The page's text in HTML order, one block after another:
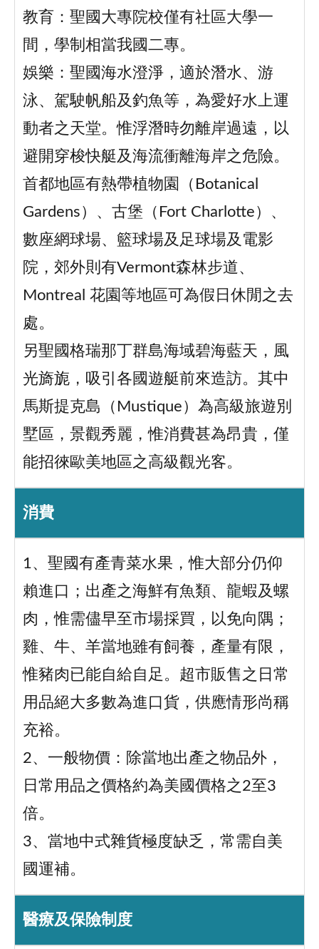
教育：聖國大專院校僅有社區大學一
間，學制相當我國二專。
娛樂：聖國海水澄淨，適於潛水、游
泳、駕駛帆船及釣魚等，為愛好水上運
動者之天堂。惟浮潛時勿離岸過遠，以
避開穿梭快艇及海流衝離海岸之危險。
首都地區有熱帶植物園（Botanical
Gardens）、古堡（Fort Charlotte）、
數座網球場、籃球場及足球場及電影
院，郊外則有Vermont森林步道、
Montreal 花園等地區可為假日休閒之去
處。
另聖國格瑞那丁群島海域碧海藍天，風
光旖旎，吸引各國遊艇前來造訪。其中
馬斯提克島（Mustique）為高級旅遊別
墅區，景觀秀麗，惟消費甚為昂貴，僅
能招徠歐美地區之高級觀光客。
消費
1、聖國有產青菜水果，惟大部分仍仰
賴進口；出產之海鮮有魚類、龍蝦及螺
肉，惟需儘早至市場採買，以免向隅；
雞、牛、羊當地雖有飼養，產量有限，
惟豬肉已能自給自足。超市販售之日常
用品絕大多數為進口貨，供應情形尚稱
充裕。
2、一般物價：除當地出產之物品外，
日常用品之價格約為美國價格之2至3
倍。
3、當地中式雜貨極度缺乏，常需自美
國運補。
醫療及保險制度